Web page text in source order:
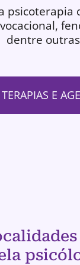
psicoterapia
dentre
E